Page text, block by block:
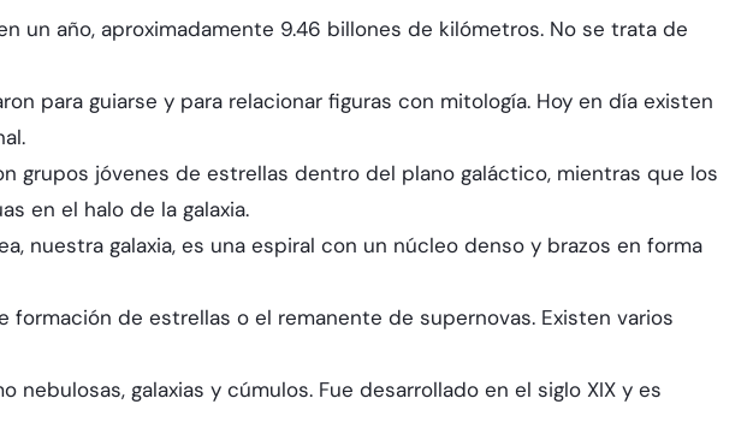
un año, aproximadamente 9.46 billones de kilómetros. No se trata de
para guiarse y para relacionar figuras con mitología. Hoy en día existen
grupos jóvenes de estrellas dentro del plano galáctico, mientras que los
en el halo de la galaxia.
nuestra galaxia, es una espiral con un núcleo denso y brazos en forma
de estrellas o el remanente de supernovas. Existen varios
galaxias y cúmulos. Fue desarrollado en el siglo XIX y es